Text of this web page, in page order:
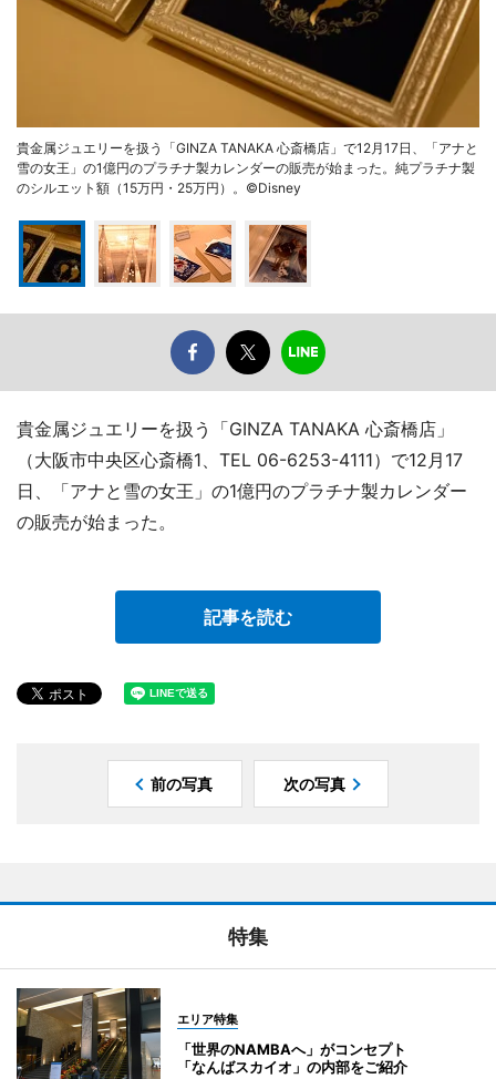
貴金属ジュエリーを扱う「GINZA TANAKA 心斎橋店」で12月17日、「アナと
雪の女王」の1億円のプラチナ製カレンダーの販売が始まった。純プラチナ製
のシルエット額（15万円・25万円）。©Disney
貴金属ジュエリーを扱う「GINZA TANAKA 心斎橋店」
（大阪市中央区心斎橋1、TEL 06-6253-4111）で12月17
日、「アナと雪の女王」の1億円のプラチナ製カレンダー
の販売が始まった。
記事を読む
前の写真 次の写真
特集
エリア特集
「世界のNAMBAへ」がコンセプト
「なんばスカイオ」の内部をご紹介